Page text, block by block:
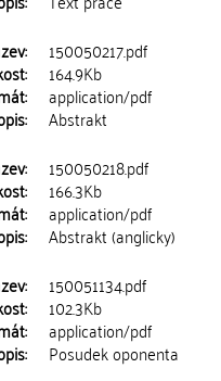
150050217.pdf
164.9Kb
application/pdf
Abstrakt
150050218.pdf
166.3Kb
application/pdf
Abstrakt (anglicky)
150051134.pdf
102.3Kb
application/pdf
Posudek oponenta